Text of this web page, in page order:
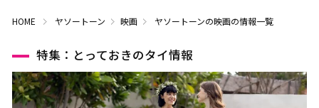
HOME ヤソートーン 映画 ヤソートーンの映画の情報一覧
特集：とっておきのタイ情報